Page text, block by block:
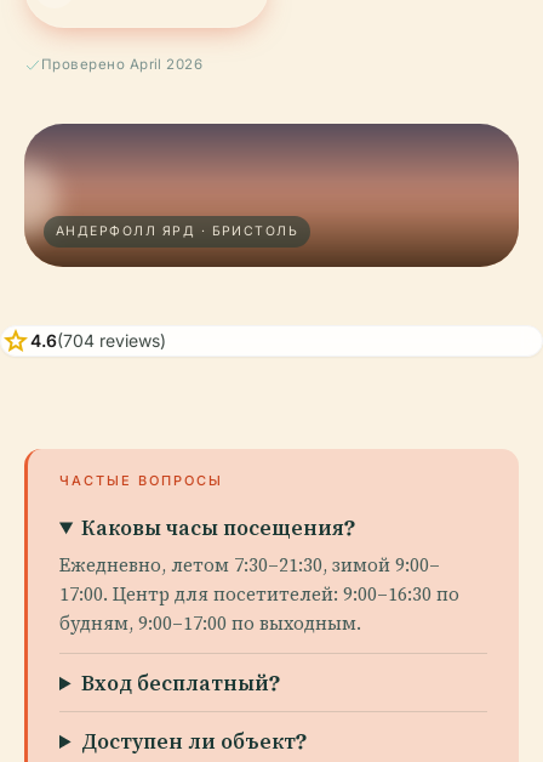
Проверено April 2026
АНДЕРФОЛЛ ЯРД · БРИСТОЛЬ
star4.6(704 reviews)
ЧАСТЫЕ ВОПРОСЫ
Каковы часы посещения?
Ежедневно, летом 7:30–21:30, зимой 9:00–
17:00. Центр для посетителей: 9:00–16:30 по
будням, 9:00–17:00 по выходным.
Вход бесплатный?
Доступен ли объект?